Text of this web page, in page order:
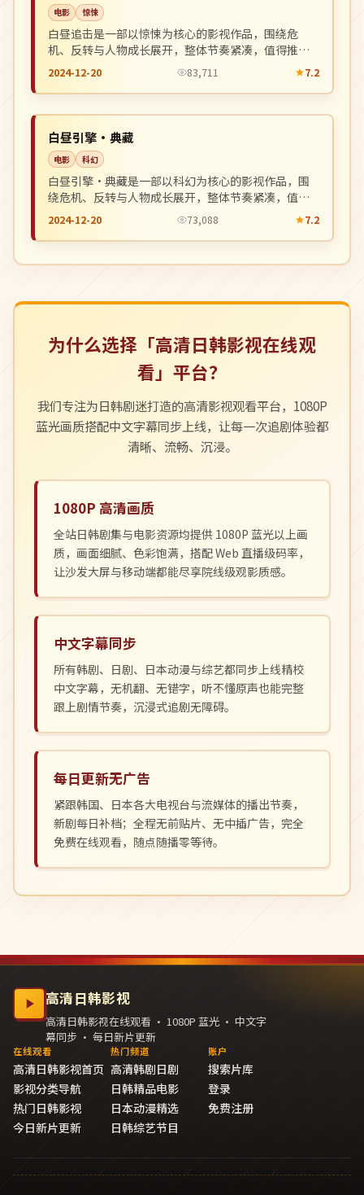
电影 惊悚
白昼追击是一部以惊悚为核心的影视作品，围绕危
机、反转与人物成长展开，整体节奏紧凑，值得推荐
观看。
2024-12-20 83,711 7.2
韩国
白昼引擎·典藏
电影 科幻
白昼引擎·典藏是一部以科幻为核心的影视作品，围
绕危机、反转与人物成长展开，整体节奏紧凑，值得
推荐观看。
2024-12-20 73,088 7.2
为什么选择「高清日韩影视在线观
看」平台？
我们专注为日韩剧迷打造的高清影视观看平台，1080P
蓝光画质搭配中文字幕同步上线，让每一次追剧体验都
清晰、流畅、沉浸。
1080P 高清画质
全站日韩剧集与电影资源均提供 1080P 蓝光以上画
质，画面细腻、色彩饱满，搭配 Web 直播级码率，
让沙发大屏与移动端都能尽享院线级观影质感。
中文字幕同步
所有韩剧、日剧、日本动漫与综艺都同步上线精校
中文字幕，无机翻、无错字，听不懂原声也能完整
跟上剧情节奏，沉浸式追剧无障碍。
每日更新无广告
紧跟韩国、日本各大电视台与流媒体的播出节奏，
新剧每日补档；全程无前贴片、无中插广告，完全
免费在线观看，随点随播零等待。
高清日韩影视
高清日韩影视在线观看 · 1080P 蓝光 · 中文字
幕同步 · 每日新片更新
在线观看
高清日韩影视首页
影视分类导航
热门日韩影视
今日新片更新
热门频道
高清韩剧日剧
日韩精品电影
日本动漫精选
日韩综艺节目
账户
搜索片库
登录
免费注册